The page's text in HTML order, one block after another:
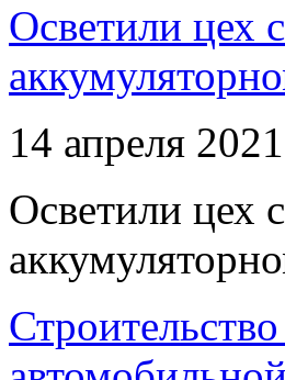
Осветили цех
14 апреля 2021
Осветили цех